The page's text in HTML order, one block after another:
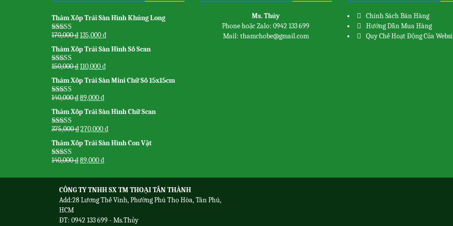
Thảm Xốp Trải Sàn Hình Khủng Long
Được xếp
sao
170,000₫135,000₫
Thảm Xốp Trải Sàn Hình Số Scan
Được xếp
sao
150,000₫110,000₫
Thảm Xốp Trải Sàn Mini Chữ Số 15x15cm
Được xếp
sao
140,000₫89,000₫
Thảm Xốp Trải Sàn Hình Chữ Scan
Được xếp
sao
375,000₫270,000₫
Thảm Xốp Trải Sàn Hình Con Vật
Được xếp
sao
140,000₫89,000₫
Ms. Thủy
Phone hoặc Zalo: 0942 133 699
Mail: thamchobe@gmail.com
Chính Sách Bán Hàng
Hướng Dẫn Mua Hàng
Quy Chế Hoạt Động Của
CÔNG TY TNHH SX TM THOẠI TÂN THÀNH
Add:28 Lương Thế Vinh, Phường Phú Thọ Hòa, Tân Phú,
HCM
ĐT: 0942 133 699 - Ms.Thủy